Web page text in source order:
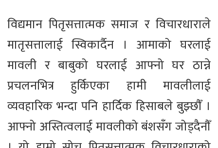
विद्यमान पितृसत्तात्मक समाज र विचारधाराले
मातृसत्तालाई स्विकार्दैन । आमाको घरलाई
मावली र बाबुको घरलाई आफ्नो घर ठान्ने
प्रचलनभित्र हुर्किएका हामी मावलीलाई
व्यवहारिक भन्दा पनि हार्दिक हिसाबले बुझ्छौँ ।
आफ्नो अस्तित्वलाई मावलीको बंशसँग जोड्दैनौँ